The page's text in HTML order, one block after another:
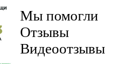
Мы помогли
Отзывы
Видеоотзывы